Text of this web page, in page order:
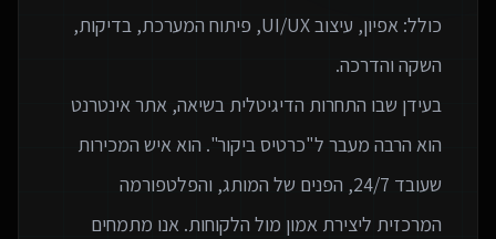
כולל: אפיון, עיצוב UI/UX, פיתוח המערכת, בדיקות,
בעידן שבו התחרות הדיגיטלית בשיאה, אתר אינטרנט
הוא הרבה מעבר ל"כרטיס ביקור". הוא איש המכירות
שעובד 24/7, הפנים של המותג, והפלטפורמה
המרכזית ליצירת אמון מול הלקוחות. אנו מתמחים